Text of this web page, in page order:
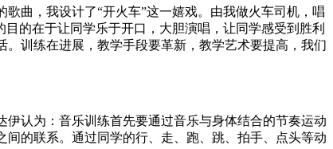
曲，我设计了“开火车”这一嬉戏。由我做火车司机，唱
的在于让同学乐于开口，大胆演唱，让同学感受到胜利
训练在进展，教学手段要革新，教学艺术要提高，我们
认为：音乐训练首先要通过音乐与身体结合的节奏运动
的联系。通过同学的行、走、跑、跳、拍手、点头等动